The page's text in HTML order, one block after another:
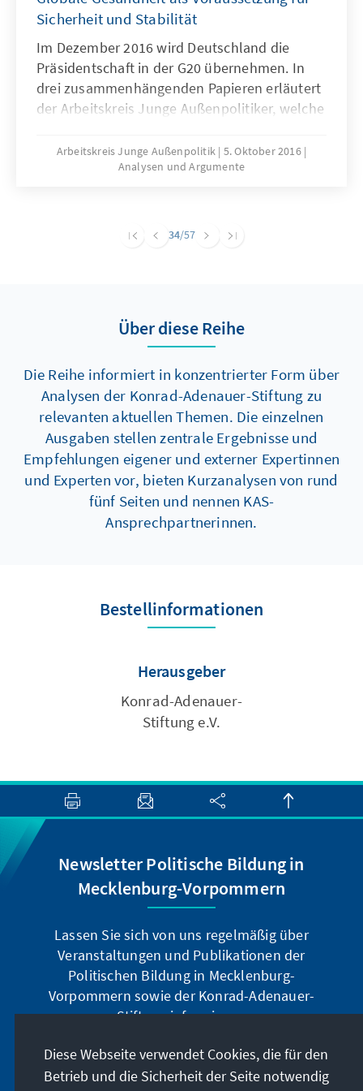
Sicherheit und Stabilität
Im Dezember 2016 wird Deutschland die
Präsidentschaft in der G20 übernehmen. In
drei zusammenhängenden Papieren erläutert
der Arbeitskreis Junge Außenpolitiker, welche
anstoßen sollte und wie sie zum Erfolg
geführt werden können. Dieses dritte Papier
bietet damit nicht nur Anregungen für das
Arbeitskreis Junge Außenpolitik 5. Oktober 2016
Analysen und Argumente
34/57
Über diese Reihe
Die Reihe informiert in konzentrierter Form über
Analysen der Konrad-Adenauer-Stiftung zu
relevanten aktuellen Themen. Die einzelnen
Ausgaben stellen zentrale Ergebnisse und
Empfehlungen eigener und externer Expertinnen
und Experten vor, bieten Kurzanalysen von rund
fünf Seiten und nennen KAS-
Ansprechpartnerinnen.
Bestellinformationen
Herausgeber
Konrad-Adenauer-
Stiftung e.V.
Newsletter Politische Bildung in
Mecklenburg-Vorpommern
Lassen Sie sich von uns regelmäßig über
Veranstaltungen und Publikationen der
Politischen Bildung in Mecklenburg-
Vorpommern sowie der Konrad-Adenauer-
Stiftung informieren.
Jetzt abonnieren
Diese Webseite verwendet Cookies, die für den
Betrieb und die Sicherheit der Seite notwendig